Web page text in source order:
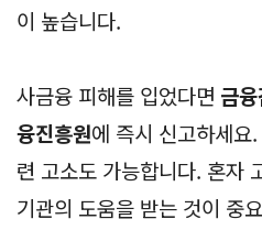
이 높습니다.
사금융 피해를 입었다면 금
융진흥원에 즉시 신고하세요
련 고소도 가능합니다. 혼자
기관의 도움을 받는 것이 중